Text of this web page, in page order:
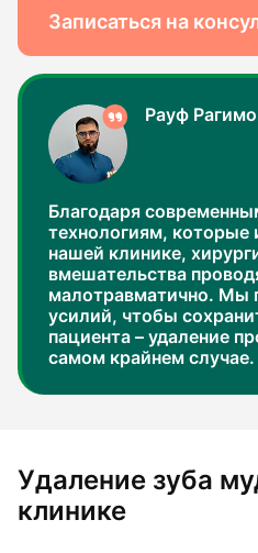
Записаться на
Рауф
Благодаря
технологиям, которые
нашей клинике,
вмешательства
малотравматично.
усилий, чтобы
пациента – удаление
самом крайнем случае.
Удаление зуба
клинике